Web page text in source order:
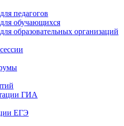
педагогов
обучающихся
образовательных организаций
ГИА
ЕГЭ